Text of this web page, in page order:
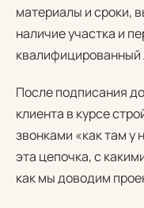
материалы и сроки,
наличие участка и
квалифицированный
После подписания
клиента в курсе
звонками «как там у
эта цепочка, с
как мы доводим